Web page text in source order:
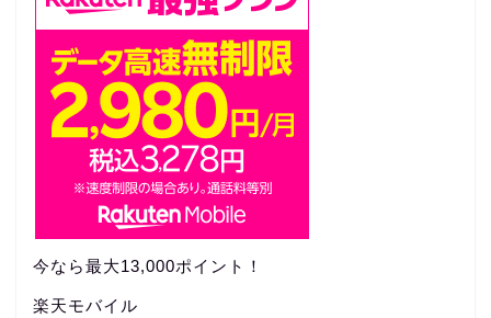
今なら最大13,000ポイント！
楽天モバイル